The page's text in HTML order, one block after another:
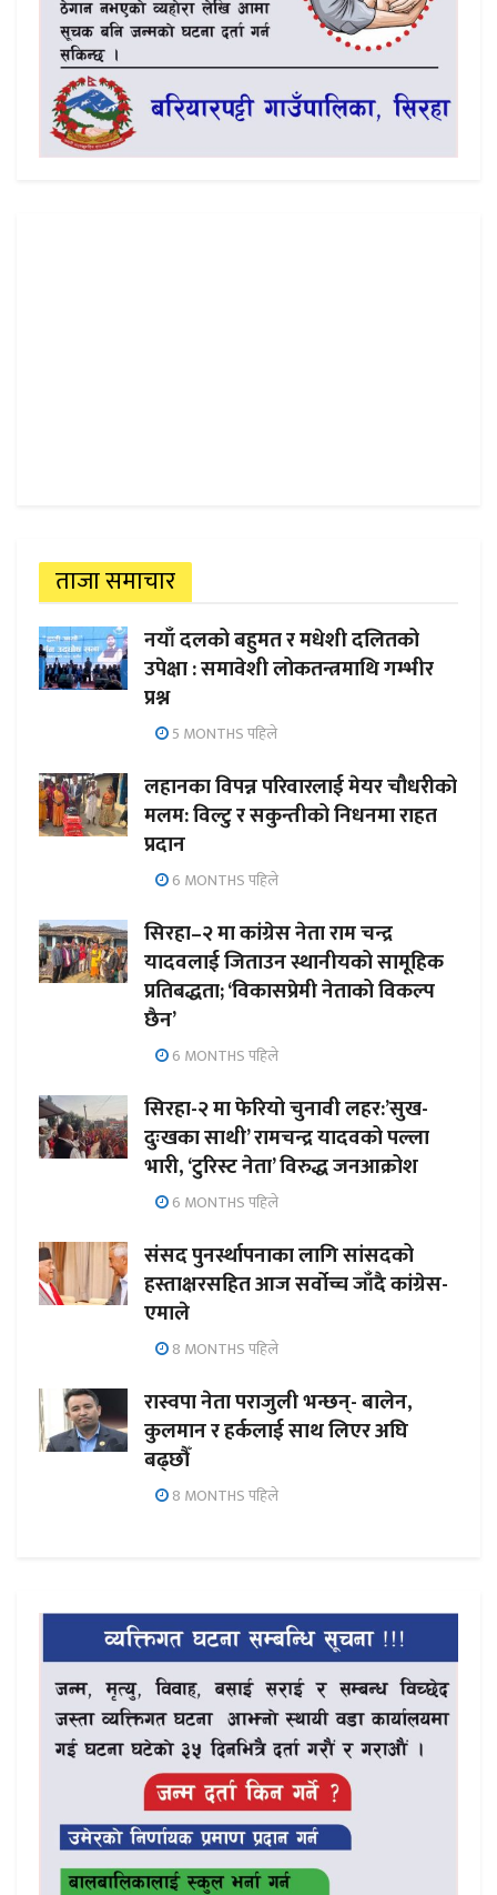
ताजा समाचार
नयाँ दलको बहुमत र मधेशी दलितको
उपेक्षा : समावेशी लोकतन्त्रमाथि गम्भीर
प्रश्न
5 MONTHS पहिले
लहानका विपन्न परिवारलाई मेयर चौधरीको
मलम: विल्टु र सकुन्तीको निधनमा राहत
प्रदान
6 MONTHS पहिले
सिरहा–२ मा कांग्रेस नेता राम चन्द्र
यादवलाई जिताउन स्थानीयको सामूहिक
प्रतिबद्धता; ‘विकासप्रेमी नेताको विकल्प
छैन’
6 MONTHS पहिले
सिरहा-२ मा फेरियो चुनावी लहर:’सुख-
दुःखका साथी’ रामचन्द्र यादवको पल्ला
भारी, ‘टुरिस्ट नेता’ विरुद्ध जनआक्रोश
6 MONTHS पहिले
संसद पुनर्स्थापनाका लागि सांसदको
हस्ताक्षरसहित आज सर्वोच्च जाँदै कांग्रेस-
एमाले
8 MONTHS पहिले
रास्वपा नेता पराजुली भन्छन्- बालेन,
कुलमान र हर्कलाई साथ लिएर अघि
बढ्छौँ
8 MONTHS पहिले